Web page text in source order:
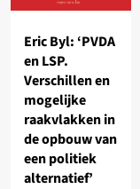
Eric Byl: ‘PVDA
en LSP.
Verschillen en
mogelijke
raakvlakken in
de opbouw van
een politiek
alternatief’